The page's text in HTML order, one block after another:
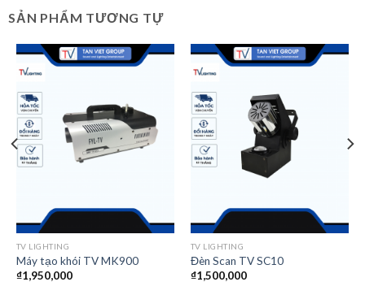
SẢN PHẨM TƯƠNG TỰ
TV LIGHTING
Máy tạo khói TV MK900
₫1,950,000
TV LIGHTING
Đèn Scan TV SC10
₫1,500,000